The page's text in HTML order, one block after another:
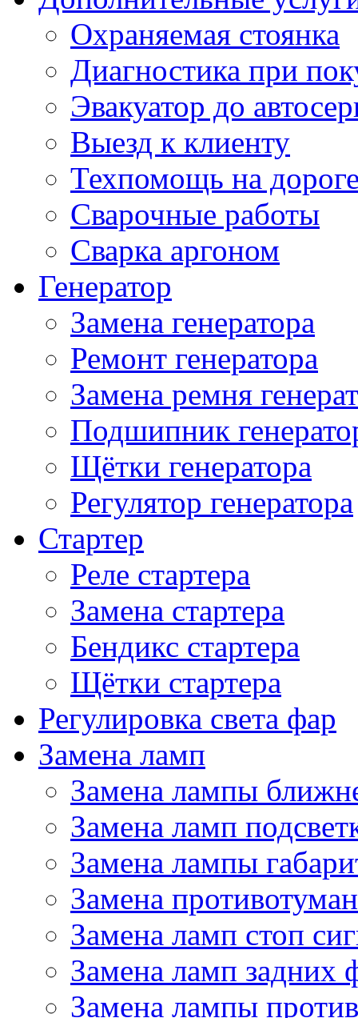
Охраняемая стоянка
Диагностика при
Эвакуатор до
Выезд к клиенту
Техпомощь на
Сварочные работы
Сварка аргоном
Генератор
Замена генератора
Ремонт генератора
Замена ремня
Подшипник
Щётки генератора
Регулятор генератора
Стартер
Реле стартера
Замена стартера
Бендикс стартера
Щётки стартера
Регулировка света фар
Замена ламп
Замена лампы
Замена ламп
Замена лампы
Замена
Замена ламп стоп
Замена ламп задних
Замена лампы